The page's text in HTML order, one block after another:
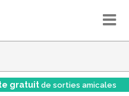
gratuit de sorties amicales